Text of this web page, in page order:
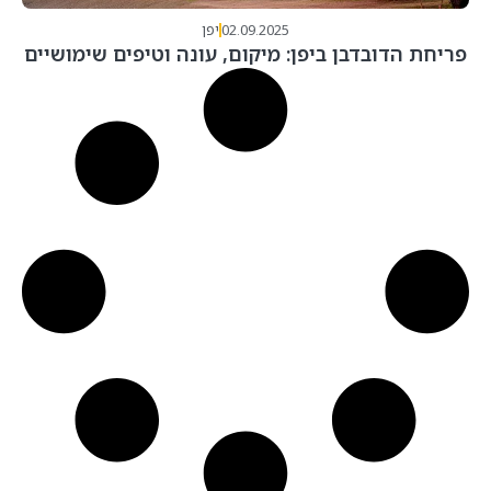
02.09.2025יפן
פריחת הדובדבן ביפן: מיקום, עונה וטיפים שימושיים